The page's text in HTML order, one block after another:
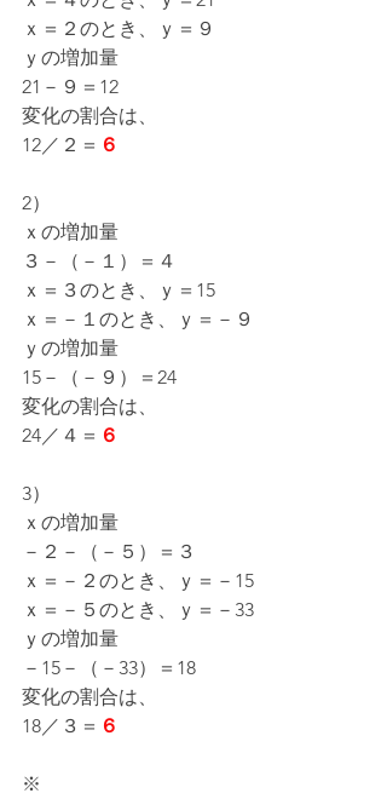
ｘ＝２のとき、ｙ＝９
ｙの増加量
21－９＝12
変化の割合は、
12／２＝ ６
2）
ｘの増加量
３－（－１）＝４
ｘ＝３のとき、ｙ＝15
ｘ＝－１のとき、ｙ＝－９
ｙの増加量
15－（－９）＝24
変化の割合は、
24／４＝ ６
3）
ｘの増加量
－２－（－５）＝３
ｘ＝－２のとき、ｙ＝－15
ｘ＝－５のとき、ｙ＝－33
ｙの増加量
－15－（－33）＝18
変化の割合は、
18／３＝ ６
※